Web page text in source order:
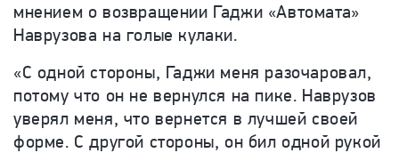
мнением о возвращении Гаджи «Автомата»
Наврузова на голые кулаки.
«С одной стороны, Гаджи меня разочаровал,
потому что он не вернулся на пике. Наврузов
уверял меня, что вернется в лучшей своей
форме. С другой стороны, он бил одной рукой